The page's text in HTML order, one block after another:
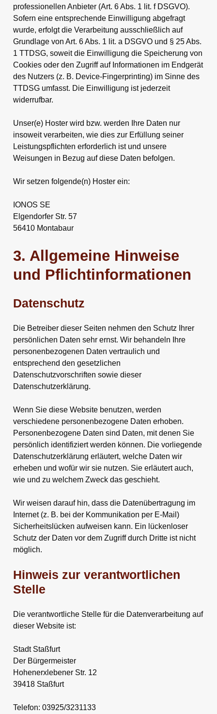
professionellen Anbieter (Art. 6 Abs. 1 lit. f DSGVO).
Sofern eine entsprechende Einwilligung abgefragt
wurde, erfolgt die Verarbeitung ausschließlich auf
Grundlage von Art. 6 Abs. 1 lit. a DSGVO und § 25 Abs.
1 TTDSG, soweit die Einwilligung die Speicherung von
Cookies oder den Zugriff auf Informationen im Endgerät
des Nutzers (z. B. Device-Fingerprinting) im Sinne des
TTDSG umfasst. Die Einwilligung ist jederzeit
widerrufbar.
Unser(e) Hoster wird bzw. werden Ihre Daten nur
insoweit verarbeiten, wie dies zur Erfüllung seiner
Leistungspflichten erforderlich ist und unsere
Weisungen in Bezug auf diese Daten befolgen.
Wir setzen folgende(n) Hoster ein:
IONOS SE
Elgendorfer Str. 57
56410 Montabaur
3. Allgemeine Hinweise
und Pflicht­informationen
Datenschutz
Die Betreiber dieser Seiten nehmen den Schutz Ihrer
persönlichen Daten sehr ernst. Wir behandeln Ihre
personenbezogenen Daten vertraulich und
entsprechend den gesetzlichen
Datenschutzvorschriften sowie dieser
Datenschutzerklärung.
Wenn Sie diese Website benutzen, werden
verschiedene personenbezogene Daten erhoben.
Personenbezogene Daten sind Daten, mit denen Sie
persönlich identifiziert werden können. Die vorliegende
Datenschutzerklärung erläutert, welche Daten wir
erheben und wofür wir sie nutzen. Sie erläutert auch,
wie und zu welchem Zweck das geschieht.
Wir weisen darauf hin, dass die Datenübertragung im
Internet (z. B. bei der Kommunikation per E-Mail)
Sicherheitslücken aufweisen kann. Ein lückenloser
Schutz der Daten vor dem Zugriff durch Dritte ist nicht
möglich.
Hinweis zur verantwortlichen
Stelle
Die verantwortliche Stelle für die Datenverarbeitung auf
dieser Website ist:
Stadt Staßfurt
Der Bürgermeister
Hohenerxlebener Str. 12
39418 Staßfurt
Telefon: 03925/3231133